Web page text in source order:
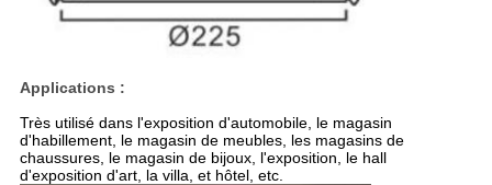
Applications :
Très utilisé dans l'exposition d'automobile, le magasin
d'habillement, le magasin de meubles, les magasins de
chaussures, le magasin de bijoux, l'exposition, le hall
d'exposition d'art, la villa, et hôtel, etc.